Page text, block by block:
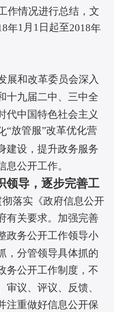
作情况进行总结 ，文
年1月1日起至2018年
展和改革委员会深入
十九届二中、三中全
代中国特色社会主义
“放管服”改革优化营
建设 ，提升政务服务
息公开工作。
领导，逐步完善工
落实《政府信息公开
有关要求。加强完善
政务公开工作领导小
，分管领导具体抓的
务公开工作制度 ，不
审议、评议、反馈、
注重做好信息公开保